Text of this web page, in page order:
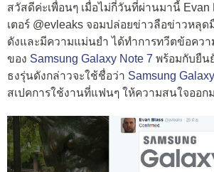
สวัสดีค่ะเพื่อนๆ เมื่อไม่กี่วันที่ผ่านมานี้
เตอร์ @evleaks จอมปล่อยข่าวลือข่าวหลุ
ดังและมีความแม่นยำ ได้ทำการทวีตข้อคว
ของ Samsung Galaxy Note 7 พร้อมกับยืน
ธงรุ่นดังกล่าวจะใช้ชื่อว่า Samsung
สเปคการใช้งานที่แฟนๆ ให้ความสนใจออก